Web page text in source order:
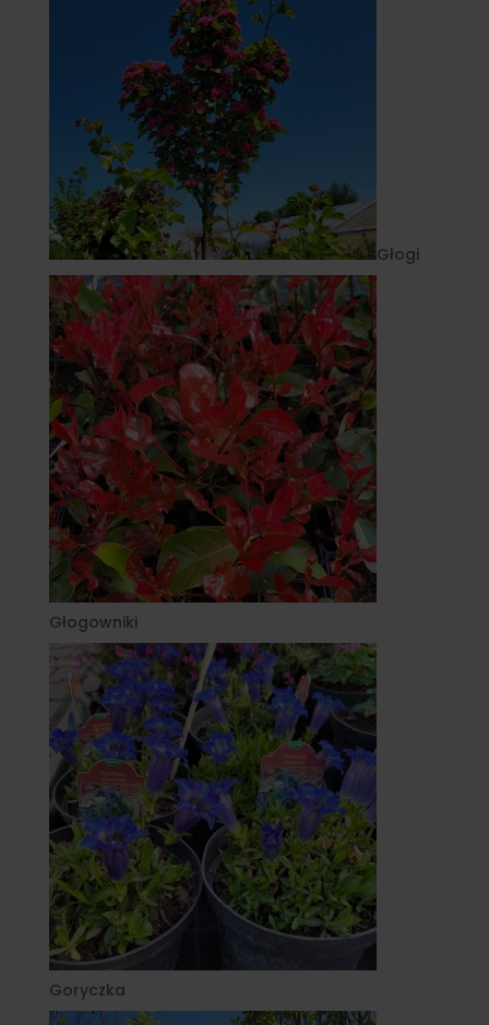
Głogi
Głogowniki
Goryczka